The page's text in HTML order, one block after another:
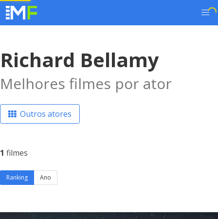
Richard Bellamy
Melhores filmes por ator
Outros atores
1 filmes
Ranking Ano